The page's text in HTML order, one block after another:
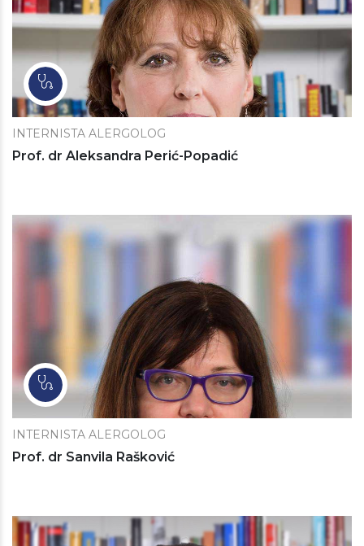
INTERNISTA ALERGOLOG
Prof. dr Aleksandra Perić-Popadić
INTERNISTA ALERGOLOG
Prof. dr Sanvila Rašković